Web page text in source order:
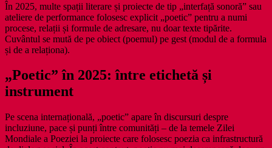
În 2025, multe spații literare și proiecte de tip „interfață sonoră” sau
ateliere de performance folosesc explicit „poetic” pentru a numi
procese, relații și formule de adresare, nu doar texte tipărite.
Cuvântul se mută de pe obiect (poemul) pe gest (modul de a formula
și de a relaționa).
„Poetic” în 2025: între etichetă și
instrument
Pe scena internațională, „poetic” apare în discursuri despre
incluziune, pace și punți între comunități – de la temele Zilei
Mondiale a Poeziei la proiecte care folosesc poezia ca infrastructură